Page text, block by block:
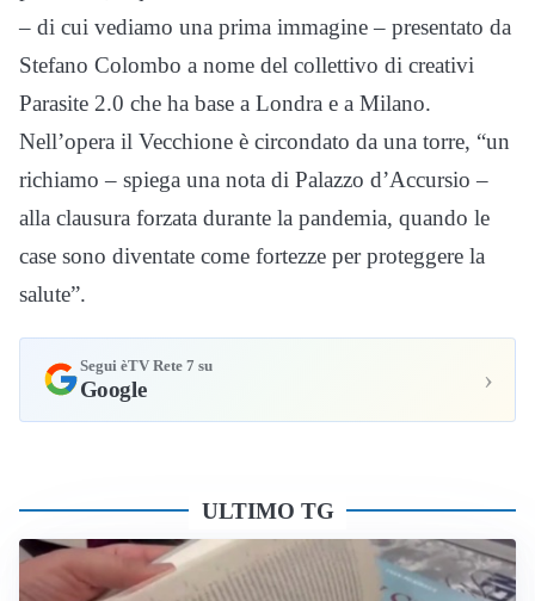
– di cui vediamo una prima immagine – presentato da
Stefano Colombo a nome del collettivo di creativi
Parasite 2.0 che ha base a Londra e a Milano.
Nell’opera il Vecchione è circondato da una torre, “un
richiamo – spiega una nota di Palazzo d’Accursio –
alla clausura forzata durante la pandemia, quando le
case sono diventate come fortezze per proteggere la
salute”.
Segui èTV Rete 7 su
Google ›
ULTIMO TG